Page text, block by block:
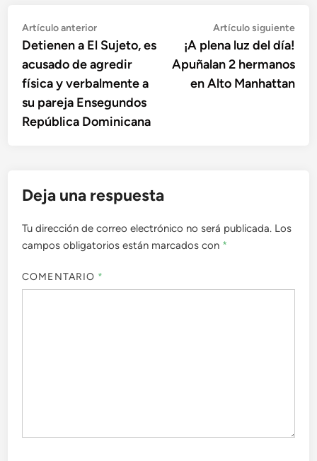
Navegación
de
entradas
Artículo anteriorArtículo
anterior:
Detienen a El Sujeto, es
acusado de agredir
física y verbalmente a
su pareja Ensegundos
República Dominicana
Artículo siguiente
¡A plena luz del día!
Apuñalan 2 hermanos
en Alto Manhattan
Deja una respuesta
Tu dirección de correo electrónico no será publicada. Los
campos obligatorios están marcados con *
COMENTARIO *